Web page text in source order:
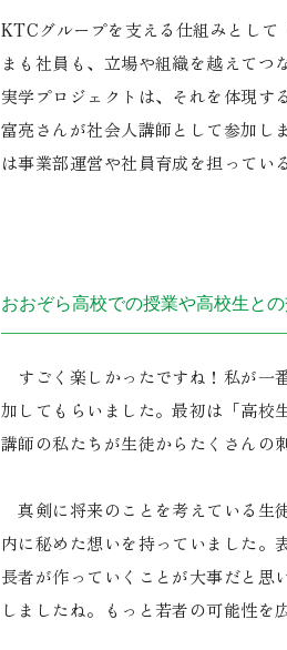
KTCグループを支える仕組みとし
まも社員も、立場や組織を越えてつ
実学プロジェクトは、それを体現す
富亮さんが社会人講師として参加し
は事業部運営や社員育成を担ってい
おおぞら高校での授業や高校生と
すごく楽しかったですね！私が一
加してもらいました。最初は「高校
講師の私たちが生徒からたくさんの
真剣に将来のことを考えている生
内に秘めた想いを持っていました。
長者が作っていくことが大事だと思
しましたね。もっと若者の可能性を